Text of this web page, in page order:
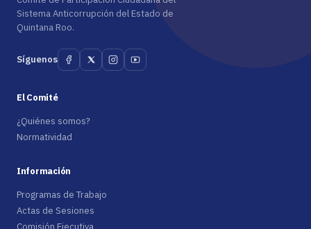
Sistema Anticorrupción del Estado de
Quintana Roo.
Síguenos
El Comité
¿Quiénes somos?
Normatividad
Información
Programas de Trabajo
Actas de Sesiones
Comisión Ejecutiva